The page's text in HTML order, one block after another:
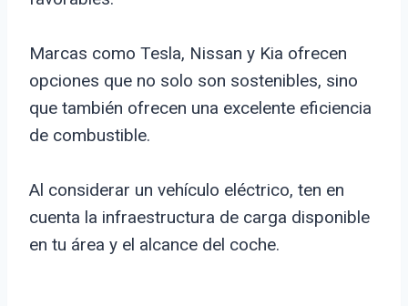
Marcas como Tesla, Nissan y Kia ofrecen
opciones que no solo son sostenibles, sino
que también ofrecen una excelente eficiencia
de combustible.
Al considerar un vehículo eléctrico, ten en
cuenta la infraestructura de carga disponible
en tu área y el alcance del coche.